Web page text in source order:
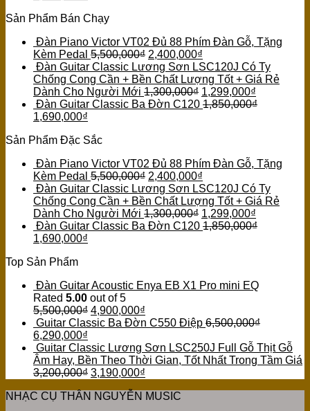
Sản Phẩm Bán Chạy
Đàn Piano Victor VT02 Đủ 88 Phím Đàn Gỗ, Tặng
Kèm Pedal 5,500,000₫ 2,400,000₫
Đàn Guitar Classic Lương Sơn LSC120J Có Ty
Chống Cong Cần + Bền Chất Lượng Tốt + Giá Rẻ
Dành Cho Người Mới 1,300,000₫ 1,299,000₫
Đàn Guitar Classic Ba Đờn C120 1,850,000₫
1,690,000₫
Sản Phẩm Đặc Sắc
Đàn Piano Victor VT02 Đủ 88 Phím Đàn Gỗ, Tặng
Kèm Pedal 5,500,000₫ 2,400,000₫
Đàn Guitar Classic Lương Sơn LSC120J Có Ty
Chống Cong Cần + Bền Chất Lượng Tốt + Giá Rẻ
Dành Cho Người Mới 1,300,000₫ 1,299,000₫
Đàn Guitar Classic Ba Đờn C120 1,850,000₫
1,690,000₫
Top Sản Phẩm
Đàn Guitar Acoustic Enya EB X1 Pro mini EQ
Rated 5.00 out of 5
5,500,000₫ 4,900,000₫
Guitar Classic Ba Đờn C550 Điệp 6,500,000₫
6,290,000₫
Guitar Classic Lương Sơn LSC250J Full Gỗ Thịt Gỗ
Âm Hay, Bền Theo Thời Gian, Tốt Nhất Trong Tầm Giá
3,200,000₫ 3,190,000₫
NHẠC CỤ THÂN NGUYỄN MUSIC